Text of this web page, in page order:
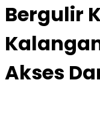
Bergulir
Akses